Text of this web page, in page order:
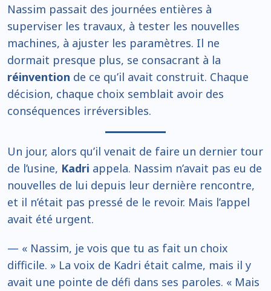
Nassim passait des journées entières à
superviser les travaux, à tester les nouvelles
machines, à ajuster les paramètres. Il ne
dormait presque plus, se consacrant à la
réinvention de ce qu’il avait construit. Chaque
décision, chaque choix semblait avoir des
conséquences irréversibles.
Un jour, alors qu’il venait de faire un dernier tour
de l’usine, Kadri appela. Nassim n’avait pas eu de
nouvelles de lui depuis leur dernière rencontre,
et il n’était pas pressé de le revoir. Mais l’appel
avait été urgent.
— « Nassim, je vois que tu as fait un choix
difficile. » La voix de Kadri était calme, mais il y
avait une pointe de défi dans ses paroles. « Mais